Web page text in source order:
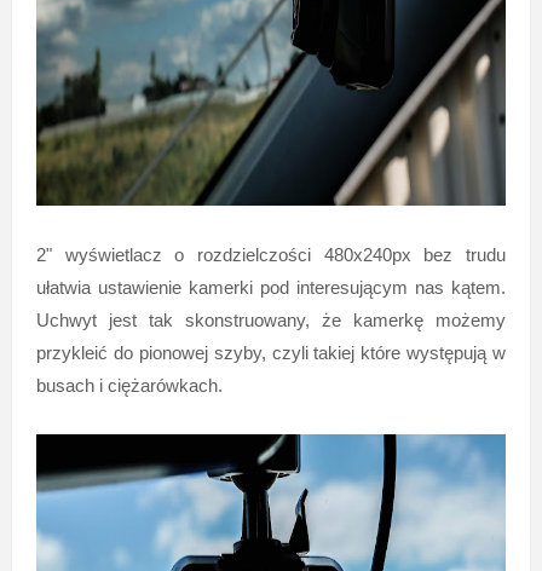
2" wyświetlacz o rozdzielczości 480x240px bez trudu
ułatwia ustawienie kamerki pod interesującym nas kątem.
Uchwyt jest tak skonstruowany, że kamerkę możemy
przykleić do pionowej szyby, czyli takiej które występują w
busach i ciężarówkach.